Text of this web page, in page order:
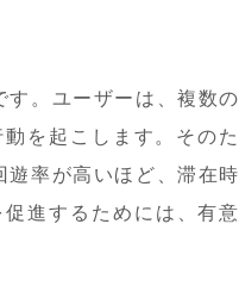
。ユーザーは、複数の
を起こします。そのた
率が高いほど、滞在時
進するためには、有意